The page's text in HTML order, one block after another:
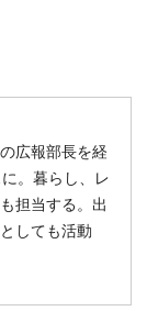
広報部長を経
。暮らし、レ
担当する。出
しても活動